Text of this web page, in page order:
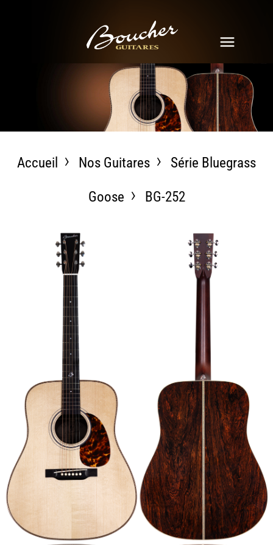
Accueil Nos Guitares Série Bluegrass
Goose BG-252